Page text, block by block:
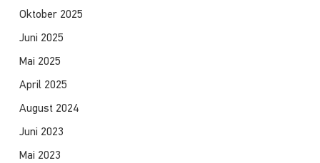
Oktober 2025
Juni 2025
Mai 2025
April 2025
August 2024
Juni 2023
Mai 2023